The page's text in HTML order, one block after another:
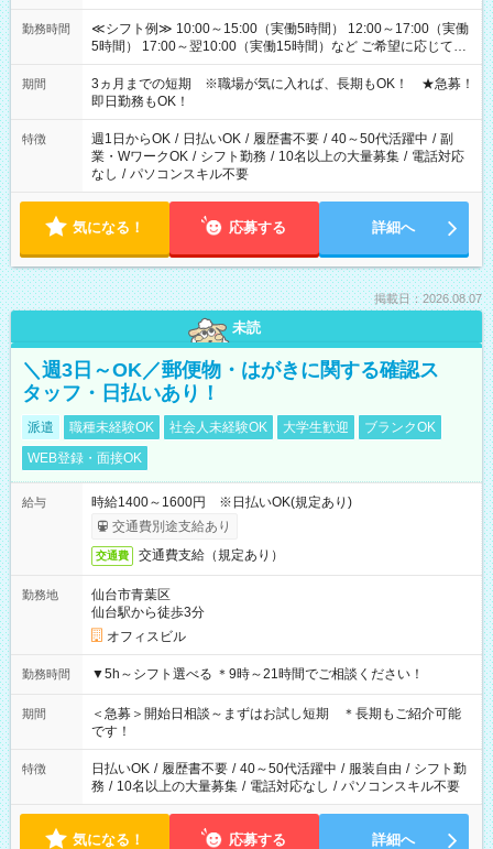
勤務時間
≪シフト例≫ 10:00～15:00（実働5時間） 12:00～17:00（実働
5時間） 17:00～翌10:00（実働15時間）など ご希望に応じて、
働く時間は調整できます！ お気軽に担当へ相談ください！
期間
3ヵ月までの短期 ※職場が気に入れば、長期もOK！ ★急募！
即日勤務もOK！
特徴 週1日からOK / 日払いOK / 履歴書不要 / 40～50代活躍中 / 副
業・WワークOK / シフト勤務 / 10名以上の大量募集 / 電話対応
なし / パソコンスキル不要
気になる！ 応募する 詳細へ
掲載日：2026.08.07
未読
＼週3日～OK／郵便物・はがきに関する確認ス
タッフ・日払いあり！
派遣 職種未経験OK 社会人未経験OK 大学生歓迎
ブランクOK
WEB登録・面接OK
給与
時給1400～1600円 ※日払いOK(規定あり)
交通費別途支給あり
交通費 交通費支給（規定あり）
勤務地
仙台市青葉区
仙台駅から徒歩3分
オフィスビル
勤務時間 ▼5h～シフト選べる ＊9時～21時間でご相談ください！
期間
＜急募＞開始日相談～まずはお試し短期 ＊長期もご紹介可能
です！
特徴 日払いOK / 履歴書不要 / 40～50代活躍中 / 服装自由 / シフト勤
務 / 10名以上の大量募集 / 電話対応なし / パソコンスキル不要
気になる！ 応募する 詳細へ